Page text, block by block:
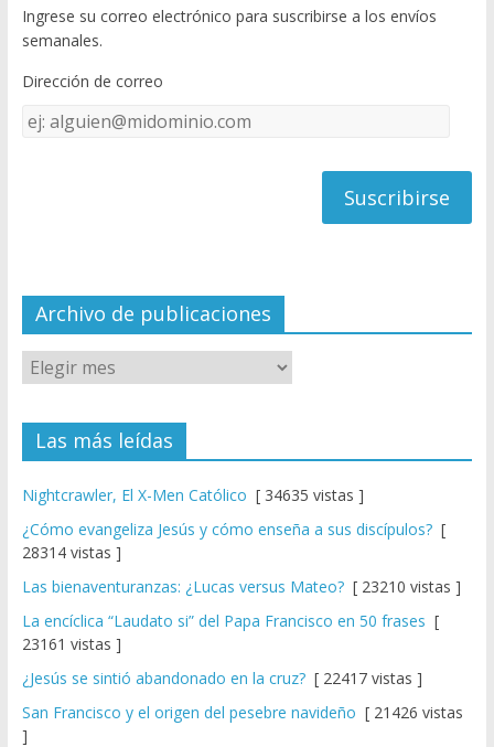
o
o
k
u
e
C
el
Ingrese su correo electrónico para suscribirse a los envíos
semanales.
Dirección de correo
Dirección
de
Archivo de publicaciones
Las más leídas
Nightcrawler, El X-Men Católico [ 34635 vistas ]
¿Cómo evangeliza Jesús y cómo enseña a sus discípulos?[
28314 vistas ]
Las bienaventuranzas: ¿Lucas versus Mateo?[ 23210 vistas ]
La encíclica “Laudato si” del Papa Francisco en 50 frases [
23161 vistas ]
¿Jesús se sintió abandonado en la cruz?[ 22417 vistas ]
San Francisco y el origen del pesebre navideño [ 21426 vistas
]